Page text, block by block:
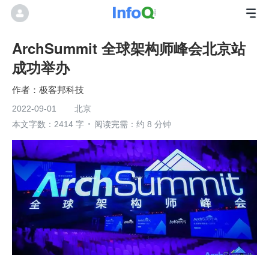
ArchSummit 全球架构师峰会北京站
成功举办
极客邦科技
2022-09-01
北京
本文字数：2414 字
阅读完需：约 8 分钟